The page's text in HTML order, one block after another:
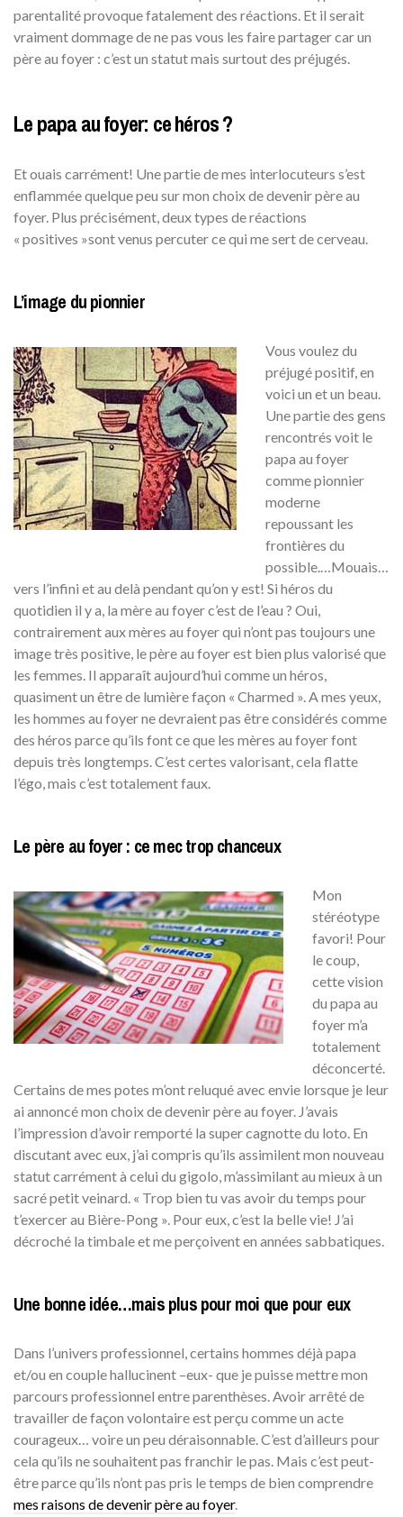
parentalité provoque fatalement des réactions. Et il serait
vraiment dommage de ne pas vous les faire partager car un
père au foyer : c’est un statut mais surtout des préjugés.
Le papa au foyer: ce héros ?
Et ouais carrément! Une partie de mes interlocuteurs s’est
enflammée quelque peu sur mon choix de devenir père au
foyer. Plus précisément, deux types de réactions
« positives »sont venus percuter ce qui me sert de cerveau.
L’image du pionnier
Vous voulez du
préjugé positif, en
voici un et un beau.
Une partie des gens
rencontrés voit le
papa au foyer
comme pionnier
moderne
repoussant les
frontières du
possible.…Mouais…
vers l’infini et au delà pendant qu’on y est! Si héros du
quotidien il y a, la mère au foyer c’est de l’eau ? Oui,
contrairement aux mères au foyer qui n’ont pas toujours une
image très positive, le père au foyer est bien plus valorisé que
les femmes. Il apparaît aujourd’hui comme un héros,
quasiment un être de lumière façon « Charmed ». A mes yeux,
les hommes au foyer ne devraient pas être considérés comme
des héros parce qu’ils font ce que les mères au foyer font
depuis très longtemps. C’est certes valorisant, cela flatte
l’égo, mais c’est totalement faux.
Le père au foyer : ce mec trop chanceux
Mon
stéréotype
favori! Pour
le coup,
cette vision
du papa au
foyer m’a
totalement
déconcerté.
Certains de mes potes m’ont reluqué avec envie lorsque je leur
ai annoncé mon choix de devenir père au foyer. J’avais
l’impression d’avoir remporté la super cagnotte du loto. En
discutant avec eux, j’ai compris qu’ils assimilent mon nouveau
statut carrément à celui du gigolo, m’assimilant au mieux à un
sacré petit veinard. « Trop bien tu vas avoir du temps pour
t’exercer au Bière-Pong ». Pour eux, c’est la belle vie! J’ai
décroché la timbale et me perçoivent en années sabbatiques.
Une bonne idée…mais plus pour moi que pour eux
Dans l’univers professionnel, certains hommes déjà papa
et/ou en couple hallucinent –eux- que je puisse mettre mon
parcours professionnel entre parenthèses. Avoir arrêté de
travailler de façon volontaire est perçu comme un acte
courageux… voire un peu déraisonnable. C’est d’ailleurs pour
cela qu’ils ne souhaitent pas franchir le pas. Mais c’est peut-
être parce qu’ils n’ont pas pris le temps de bien comprendre
mes raisons de devenir père au foyer.